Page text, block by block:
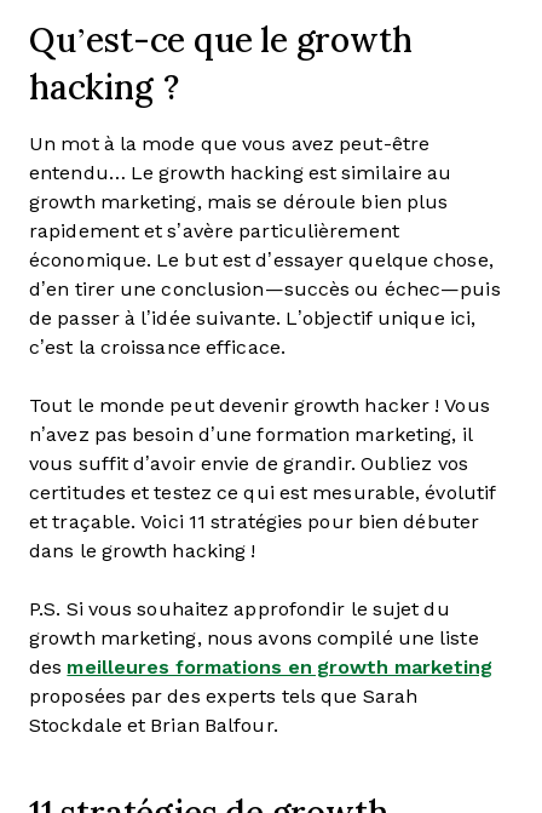
Qu’est-ce que le growth
hacking ?
Un mot à la mode que vous avez peut-être
entendu… Le growth hacking est similaire au
growth marketing, mais se déroule bien plus
rapidement et s’avère particulièrement
économique. Le but est d’essayer quelque chose,
d’en tirer une conclusion—succès ou échec—puis
de passer à l’idée suivante. L’objectif unique ici,
c’est la croissance efficace.
Tout le monde peut devenir growth hacker ! Vous
n’avez pas besoin d’une formation marketing, il
vous suffit d’avoir envie de grandir. Oubliez vos
certitudes et testez ce qui est mesurable, évolutif
et traçable. Voici 11 stratégies pour bien débuter
dans le growth hacking !
P.S. Si vous souhaitez approfondir le sujet du
growth marketing, nous avons compilé une liste
des meilleures formations en growth marketing
proposées par des experts tels que Sarah
Stockdale et Brian Balfour.